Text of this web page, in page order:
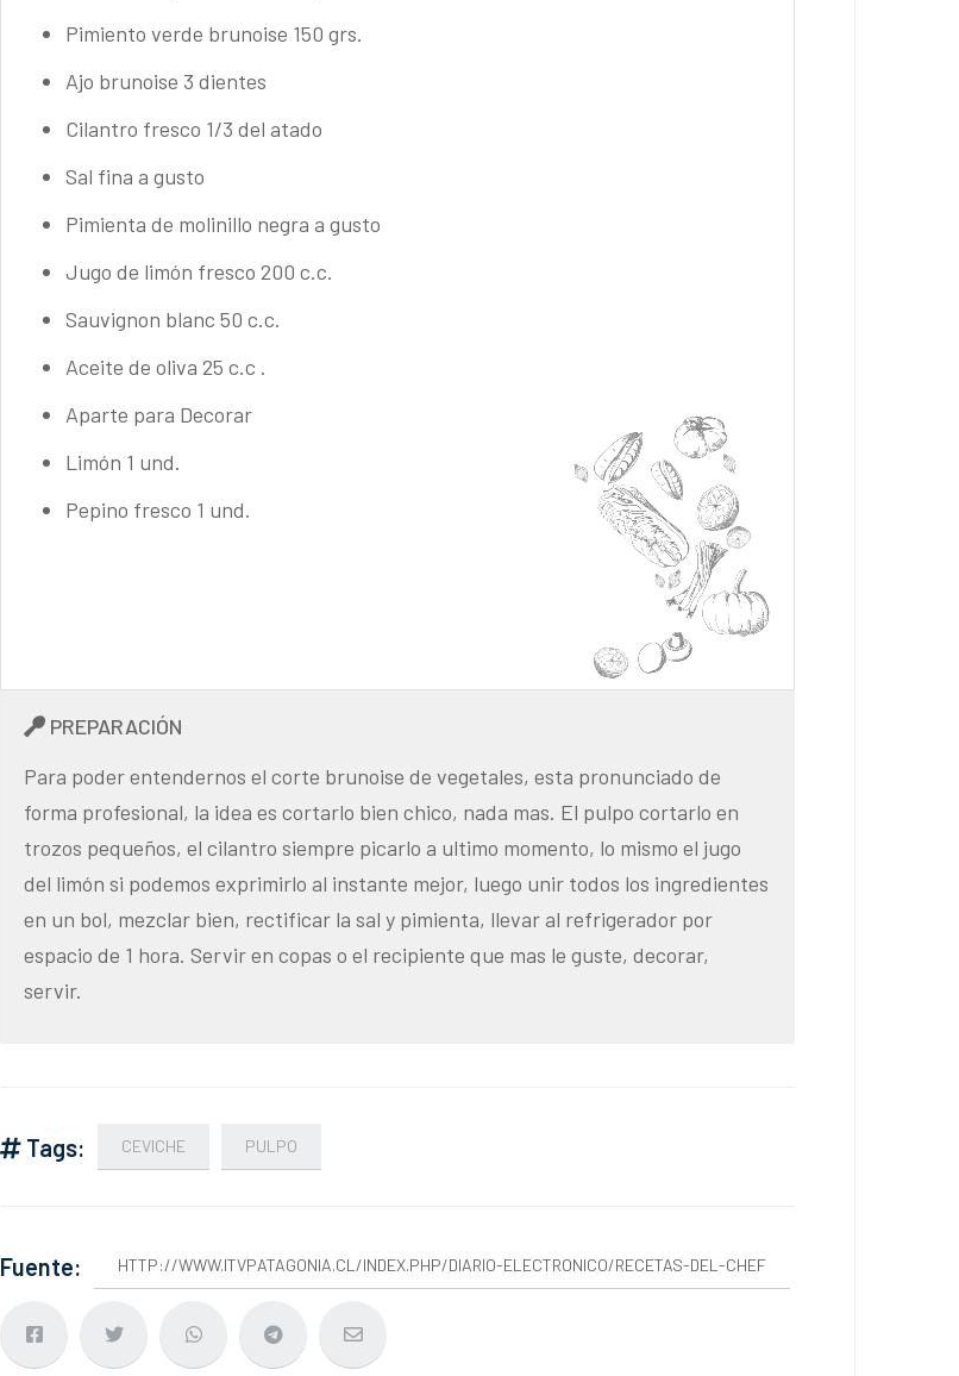
Pimiento verde brunoise 150 grs.
Ajo brunoise 3 dientes
Cilantro fresco 1/3 del atado
Sal fina a gusto
Pimienta de molinillo negra a gusto
Jugo de limón fresco 200 c.c.
Sauvignon blanc 50 c.c.
Aceite de oliva 25 c.c .
Aparte para Decorar
Limón 1 und.
Pepino fresco 1 und.
PREPARACIÓN
Para poder entendernos el corte brunoise de vegetales, esta pronunciado de
forma profesional, la idea es cortarlo bien chico, nada mas. El pulpo cortarlo en
trozos pequeños, el cilantro siempre picarlo a ultimo momento, lo mismo el jugo
del limón si podemos exprimirlo al instante mejor, luego unir todos los ingredientes
en un bol, mezclar bien, rectificar la sal y pimienta, llevar al refrigerador por
espacio de 1 hora. Servir en copas o el recipiente que mas le guste, decorar,
servir.
Tags: CEVICHE PULPO
Fuente: HTTP://WWW.ITVPATAGONIA.CL/INDEX.PHP/DIARIO-ELECTRONICO/RECETAS-DEL-CHEF